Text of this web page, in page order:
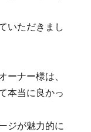
いただきまし
ーナー様は、
本当に良かっ
ジが魅力的に